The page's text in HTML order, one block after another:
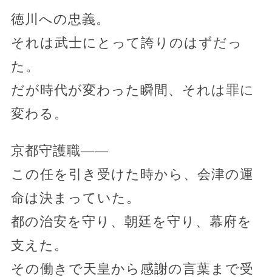
徳川への忠義。
それは武士にとって誇りのはずだっ
た。
だが時代が変わった瞬間、それは罪に
変わる。
京都守護職――
この任を引き受けた時から、会津の運
命は決まっていた。
都の治安を守り、朝廷を守り、幕府を
支えた。
その働きで天皇から感謝の言葉まで受